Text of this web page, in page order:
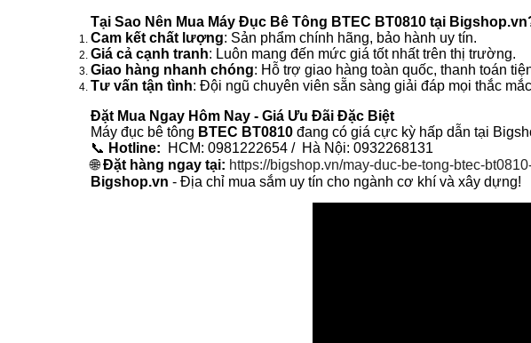
Tại Sao Nên Mua Máy Đục Bê Tông BTEC BT0810 tại
Cam kết chất lượng: Sản phẩm chính hãng, bảo hành uy tín.
Giá cả cạnh tranh: Luôn mang đến mức giá tốt nhất trên thị trường.
Giao hàng nhanh chóng: Hỗ trợ giao hàng toàn quốc, thanh toán
Tư vấn tận tình: Đội ngũ chuyên viên sẵn sàng giải đáp mọi thắc
Đặt Mua Ngay Hôm Nay - Giá Ưu Đãi Đặc Biệt
Máy đục bê tông BTEC BT0810 đang có giá cực kỳ hấp dẫn tại
📞 Hotline: HCM: 0981222654 / Hà Nội: 0932268131
🌐Đặt hàng ngay tại: https://bigshop.vn/may-duc-be-tong-btec-
Bigshop.vn - Địa chỉ mua sắm uy tín cho ngành cơ khí và xây dựng!